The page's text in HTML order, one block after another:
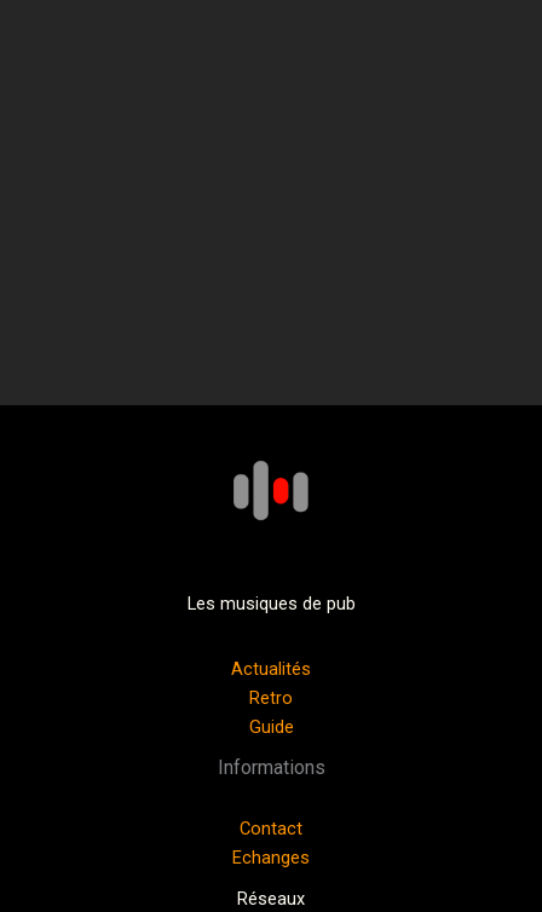
Les musiques de pub
Actualités
Retro
Guide
Informations
Contact
Echanges
Réseaux